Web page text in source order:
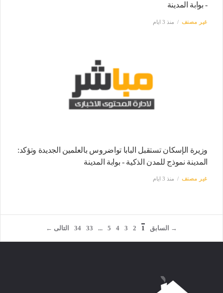
- بوابة المدينة
غير مصنف منذ 3 ايام
وزيرة الإسكان تستقبل البابا تواضروس بالعلمين الجديدة وتؤكد:
المدينة نموذج للمدن الذكية - بوابة المدينة
غير مصنف منذ 3 ايام
→ السابق 1
2
3
4
5
...
33
34 التالى ←